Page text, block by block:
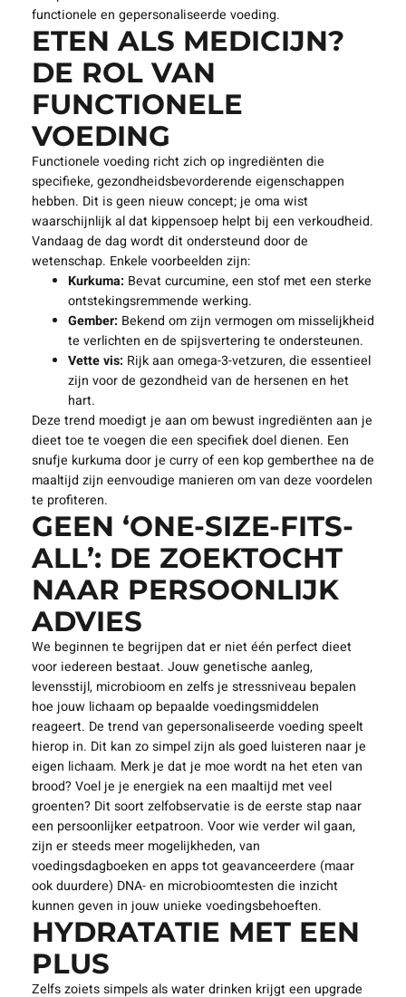
functionele en gepersonaliseerde voeding.
ETEN ALS MEDICIJN?
DE ROL VAN
FUNCTIONELE
VOEDING
Functionele voeding richt zich op ingrediënten die
specifieke, gezondheidsbevorderende eigenschappen
hebben. Dit is geen nieuw concept; je oma wist
waarschijnlijk al dat kippensoep helpt bij een verkoudheid.
Vandaag de dag wordt dit ondersteund door de
wetenschap. Enkele voorbeelden zijn:
Kurkuma: Bevat curcumine, een stof met een sterke
ontstekingsremmende werking.
Gember: Bekend om zijn vermogen om misselijkheid
te verlichten en de spijsvertering te ondersteunen.
Vette vis: Rijk aan omega-3-vetzuren, die essentieel
zijn voor de gezondheid van de hersenen en het
hart.
Deze trend moedigt je aan om bewust ingrediënten aan je
dieet toe te voegen die een specifiek doel dienen. Een
snufje kurkuma door je curry of een kop gemberthee na de
maaltijd zijn eenvoudige manieren om van deze voordelen
te profiteren.
GEEN ‘ONE-SIZE-FITS-
ALL’: DE ZOEKTOCHT
NAAR PERSOONLIJK
ADVIES
We beginnen te begrijpen dat er niet één perfect dieet
voor iedereen bestaat. Jouw genetische aanleg,
levensstijl, microbioom en zelfs je stressniveau bepalen
hoe jouw lichaam op bepaalde voedingsmiddelen
reageert. De trend van gepersonaliseerde voeding speelt
hierop in. Dit kan zo simpel zijn als goed luisteren naar je
eigen lichaam. Merk je dat je moe wordt na het eten van
brood? Voel je je energiek na een maaltijd met veel
groenten? Dit soort zelfobservatie is de eerste stap naar
een persoonlijker eetpatroon. Voor wie verder wil gaan,
zijn er steeds meer mogelijkheden, van
voedingsdagboeken en apps tot geavanceerdere (maar
ook duurdere) DNA- en microbioomtesten die inzicht
kunnen geven in jouw unieke voedingsbehoeften.
HYDRATATIE MET EEN
PLUS
Zelfs zoiets simpels als water drinken krijgt een upgrade